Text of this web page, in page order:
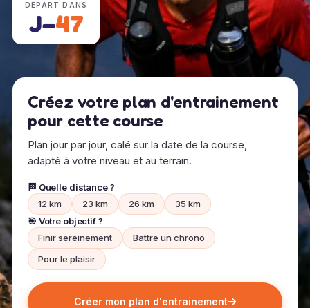
DÉPART DANS
J−47
Créez votre plan d'entrainement
pour cette course
Plan jour par jour, calé sur la date de la course,
adapté à votre niveau et au terrain.
🏁 Quelle distance ?
12 km
23 km 26 km
35 km
🎯 Votre objectif ?
Finir sereinement
Battre un chrono
Pour le plaisir
Créer mon plan d'entrainement